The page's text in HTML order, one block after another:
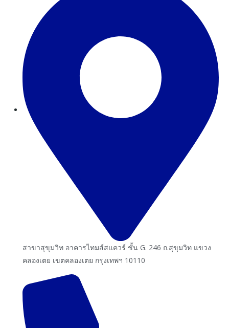
สาขาสุขุมวิท อาคารไทมส์สแควร์ ชั้น G. 246 ถ.สุขุมวิท แขวง
คลองเตย เขตคลองเตย กรุงเทพฯ 10110